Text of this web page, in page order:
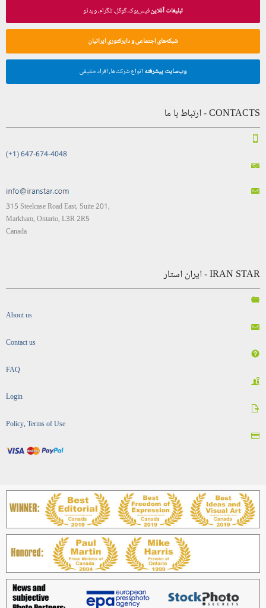
تبلیغات آنلاینفیس‌بوک، گوگل، تلگرام، ویدئو
شبکه‌های اجتماعی و دایرکتوری ایرانیان
وب‌سایت پیشرفته انواع شرکت‌ها، افراد حقیقی
CONTACTS - ارتباط با ما
(+1) 647-674-4048
315 Steelcase Road East, Suite 201,
Markham, Ontario, L3R 2R5
Canada
IRAN STAR - ایران استار
About us
Contact us
FAQ
Login
Policy, Terms of Use